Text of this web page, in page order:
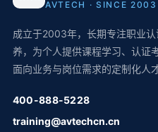
AVTECH · SINCE 2003
成立于2003年，长期专注职业
养，为个人提供课程学习、认证
面向业务与岗位需求的定制化人
400-888-5228
training@avtechcn.cn